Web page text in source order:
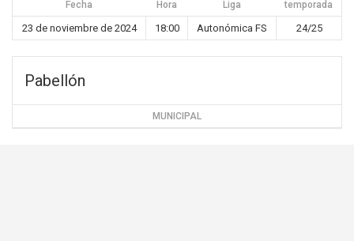
Fecha Hora Liga temporada
23 de noviembre de 2024 18:00 Autonómica FS 24/25
Pabellón
MUNICIPAL